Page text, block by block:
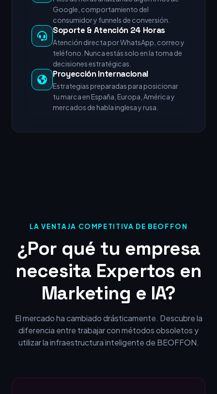
Google, comportamiento del
consumidor y funnels de conversión.
Soporte & Atención 24 Horas
Atención directa por WhatsApp, correo y
teléfono. Nunca estás solo en la toma de
decisiones estratégicas.
Proyección Internacional
Estrategias preparadas para posicionar
tu marca en España, Europa, América y
mercados de habla inglesa y rusa.
LA VENTAJA COMPETITIVA DE BEOFFON
¿Por qué tu empresa
necesita Expertos en
Marketing e IA?
El mercado ha cambiado drásticamente. Descubre la
diferencia entre trabajar con métodos obsoletos y
utilizar la infraestructura inteligente de BEOFFON.